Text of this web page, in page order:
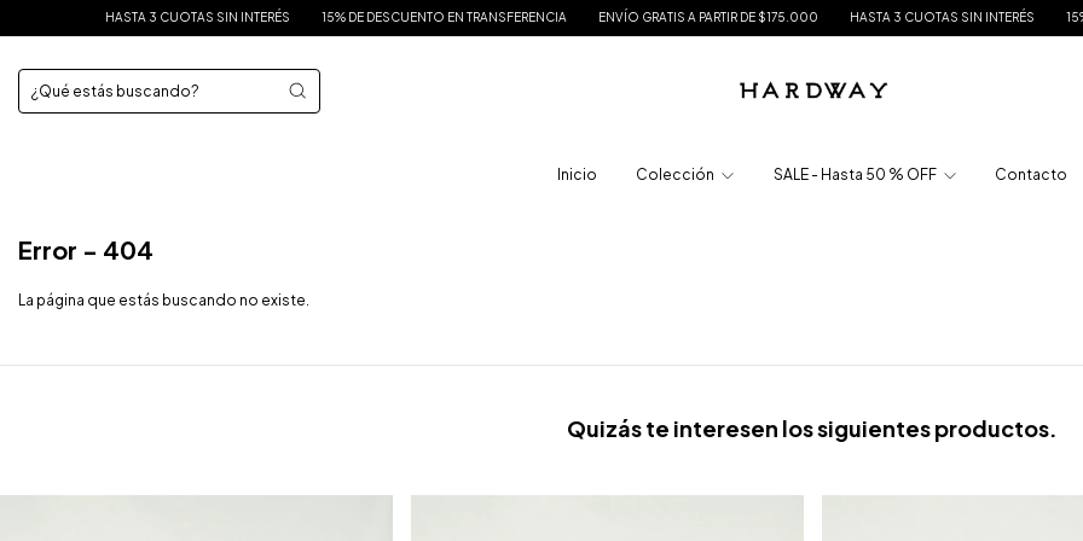
HASTA 3 CUOTAS SIN INTERÉS 15% DE DESCUENTO EN TRANSFERENCIA ENVÍO GRATIS A PARTIR DE $175.000 HASTA 3 CUOTAS SIN INTERÉS 15% DE
Inicio Colección SALE - Hasta 50 % OFF Contacto
Error - 404
La página que estás buscando no existe.
Quizás te interesen los siguientes productos.